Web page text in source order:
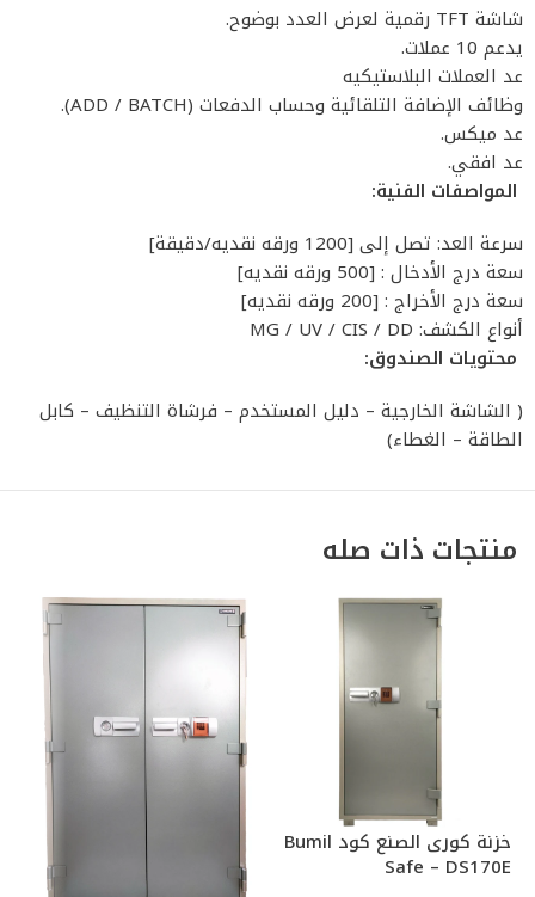
شاشة TFT رقمية لعرض العدد بوضوح.
يدعم 10 عملات.
عد العملات البلاستيكيه
وظائف الإضافة التلقائية وحساب الدفعات (ADD / BATCH).
عد ميكس.
عد افقي.
المواصفات الفنية:
سرعة العد: تصل إلى [1200 ورقه نقديه/دقيقة]
سعة درج الأدخال : [500 ورقه نقديه]
سعة درج الأخراج : [200 ورقه نقديه]
أنواع الكشف: MG / UV / CIS / DD
محتويات الصندوق:
( الشاشة الخارجية – دليل المستخدم – فرشاة التنظيف – كابل
الطاقة – الغطاء)
منتجات ذات صله
خزنة كورى الصنع كود Bumil
Safe – DS170E